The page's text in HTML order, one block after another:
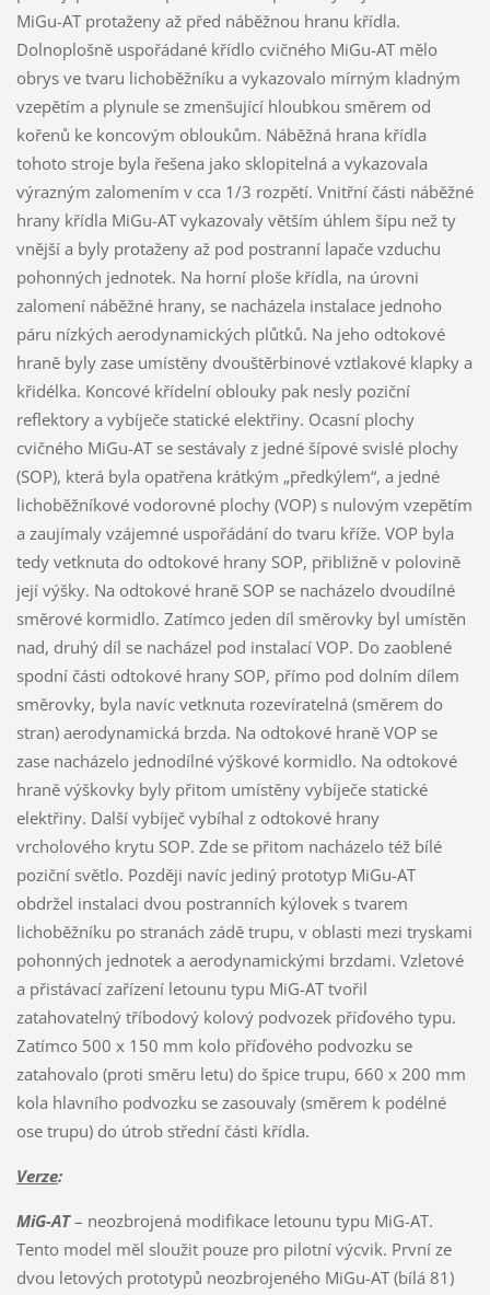
MiGu-AT protaženy až před náběžnou hranu křídla.
Dolnoplošně uspořádané křídlo cvičného MiGu-AT mělo
obrys ve tvaru lichoběžníku a vykazovalo mírným kladným
vzepětím a plynule se zmenšující hloubkou směrem od
kořenů ke koncovým obloukům. Náběžná hrana křídla
tohoto stroje byla řešena jako sklopitelná a vykazovala
výrazným zalomením v cca 1/3 rozpětí. Vnitřní části náběžné
hrany křídla MiGu-AT vykazovaly větším úhlem šípu než ty
vnější a byly protaženy až pod postranní lapače vzduchu
pohonných jednotek. Na horní ploše křídla, na úrovni
zalomení náběžné hrany, se nacházela instalace jednoho
páru nízkých aerodynamických plůtků. Na jeho odtokové
hraně byly zase umístěny dvouštěrbinové vztlakové klapky a
křidélka. Koncové křídelní oblouky pak nesly poziční
reflektory a vybíječe statické elektřiny. Ocasní plochy
cvičného MiGu-AT se sestávaly z jedné šípové svislé plochy
(SOP), která byla opatřena krátkým „předkýlem“, a jedné
lichoběžníkové vodorovné plochy (VOP) s nulovým vzepětím
a zaujímaly vzájemné uspořádání do tvaru kříže. VOP byla
tedy vetknuta do odtokové hrany SOP, přibližně v polovině
její výšky. Na odtokové hraně SOP se nacházelo dvoudílné
směrové kormidlo. Zatímco jeden díl směrovky byl umístěn
nad, druhý díl se nacházel pod instalací VOP. Do zaoblené
spodní části odtokové hrany SOP, přímo pod dolním dílem
směrovky, byla navíc vetknuta rozevíratelná (směrem do
stran) aerodynamická brzda. Na odtokové hraně VOP se
zase nacházelo jednodílné výškové kormidlo. Na odtokové
hraně výškovky byly přitom umístěny vybíječe statické
elektřiny. Další vybíječ vybíhal z odtokové hrany
vrcholového krytu SOP. Zde se přitom nacházelo též bílé
poziční světlo. Později navíc jediný prototyp MiGu-AT
obdržel instalaci dvou postranních kýlovek s tvarem
lichoběžníku po stranách zádě trupu, v oblasti mezi tryskami
pohonných jednotek a aerodynamickými brzdami. Vzletové
a přistávací zařízení letounu typu MiG-AT tvořil
zatahovatelný tříbodový kolový podvozek příďového typu.
Zatímco 500 x 150 mm kolo příďového podvozku se
zatahovalo (proti směru letu) do špice trupu, 660 x 200 mm
kola hlavního podvozku se zasouvaly (směrem k podélné
ose trupu) do útrob střední části křídla.
Verze:
MiG-AT– neozbrojená modifikace letounu typu MiG-AT.
Tento model měl sloužit pouze pro pilotní výcvik. První ze
dvou letových prototypů neozbrojeného MiGu-AT (bílá 81)